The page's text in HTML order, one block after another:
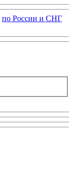
по России и СНГ